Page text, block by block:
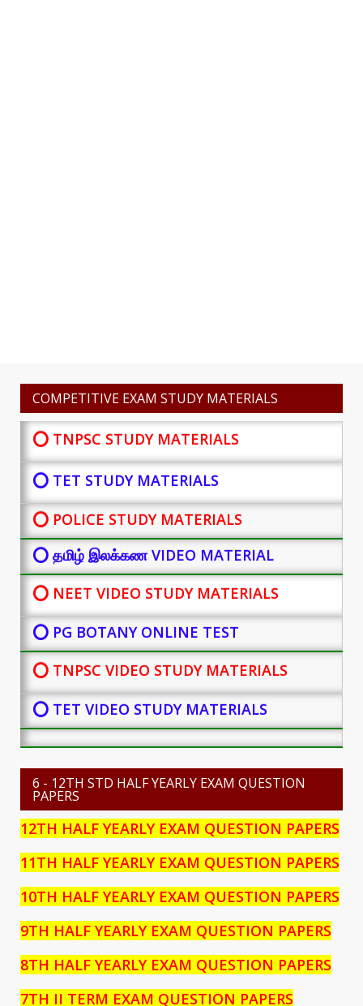
COMPETITIVE EXAM STUDY MATERIALS
⭕ TNPSC STUDY MATERIALS
⭕ TET STUDY MATERIALS
⭕ POLICE STUDY MATERIALS
⭕ தமிழ் இலக்கண VIDEO MATERIAL
⭕ NEET VIDEO STUDY MATERIALS
⭕ PG BOTANYONLINE TEST
⭕ TNPSC VIDEO STUDY MATERIALS
⭕ TET VIDEO STUDY MATERIALS
6 - 12TH STD HALF YEARLY EXAM QUESTION
PAPERS
12TH HALF YEARLY EXAM QUESTION PAPERS
11TH HALF YEARLY EXAM QUESTION PAPERS
10TH HALF YEARLY EXAM QUESTION PAPERS
9TH HALF YEARLY EXAM QUESTION PAPERS
8TH HALF YEARLY EXAM QUESTION PAPERS
7TH II TERM EXAM QUESTION PAPERS